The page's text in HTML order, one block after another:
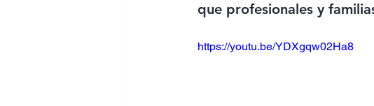
que profesionales y
https://youtu.be/YDXgqw02Ha8